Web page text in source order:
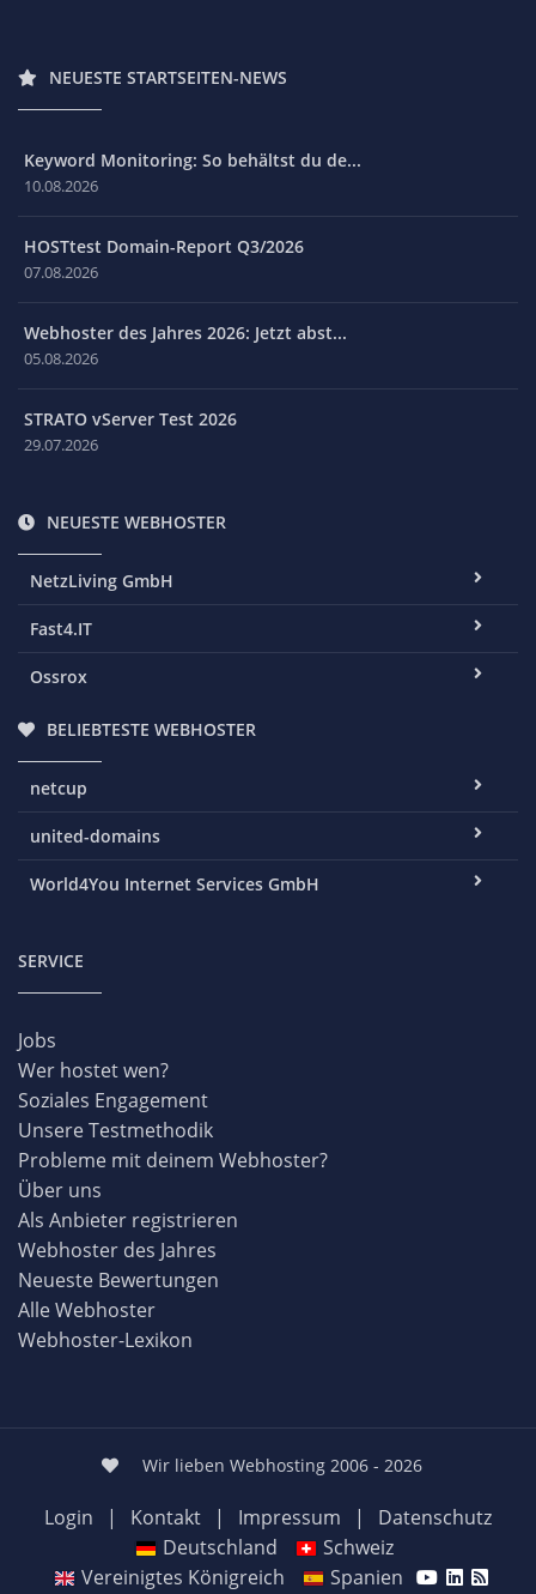
NEUESTE STARTSEITEN-NEWS
Keyword Monitoring: So behältst du de...
10.08.2026
HOSTtest Domain-Report Q3/2026
07.08.2026
Webhoster des Jahres 2026: Jetzt abst...
05.08.2026
STRATO vServer Test 2026
29.07.2026
NEUESTE WEBHOSTER
NetzLiving GmbH
Fast4.IT
Ossrox
BELIEBTESTE WEBHOSTER
netcup
united-domains
World4You Internet Services GmbH
SERVICE
Jobs
Wer hostet wen?
Soziales Engagement
Unsere Testmethodik
Probleme mit deinem Webhoster?
Über uns
Als Anbieter registrieren
Webhoster des Jahres
Neueste Bewertungen
Alle Webhoster
Webhoster-Lexikon
Wir lieben Webhosting 2006 - 2026
Login | Kontakt | Impressum |
Datenschutz
Deutschland
Schweiz
Vereinigtes Königreich
Spanien